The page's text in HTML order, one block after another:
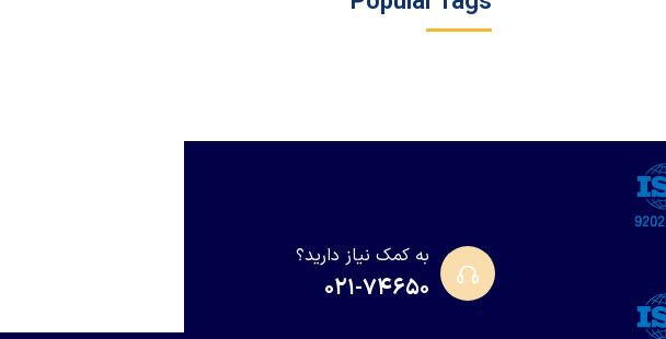
به کمک نیاز دارید؟
۰۲۱-۷۴۶۵۰